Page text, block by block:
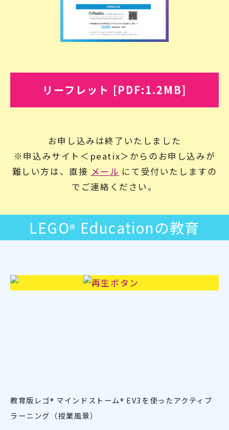
リーフレット [PDF:1.2MB]
お申し込みは終了いたしました
※申込みサイト＜peatix＞からのお申し込みが
難しい方は、直接 メール にて受付いたしますの
でご連絡ください。
LEGO® Educationの教育
教育版レゴ® マインドストーム ® EV3を使ったアクティブ
ラーニング（授業風景）